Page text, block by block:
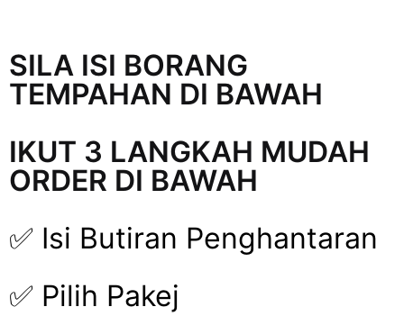
SILA ISI BORANG
TEMPAHAN DI BAWAH
IKUT 3 LANGKAH MUDAH
ORDER DI BAWAH
✅ Isi Butiran Penghantaran
✅ Pilih Pakej